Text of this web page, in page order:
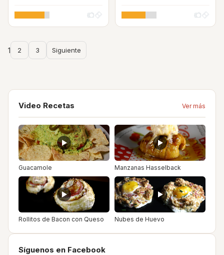
1 2 3 Siguiente
Video Recetas Ver más
Guacamole Manzanas Hasselback
Rollitos de Bacon con Queso Nubes de Huevo
Síguenos en Facebook